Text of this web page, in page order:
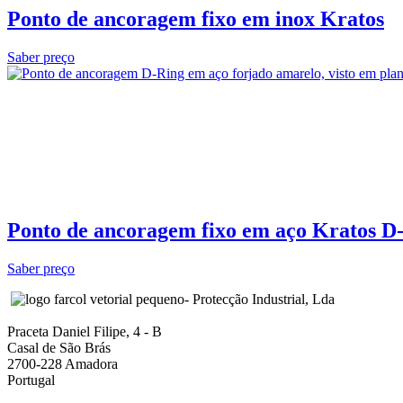
Ponto de ancoragem fixo em inox Kratos
Saber preço
Ponto de ancoragem fixo em aço Kratos
Saber preço
- Protecção Industrial, Lda
Praceta Daniel Filipe, 4 - B
Casal de São Brás
2700-228 Amadora
Portugal